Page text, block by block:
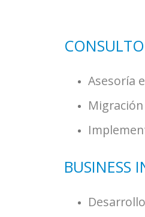
Asesoría
BUSINESS